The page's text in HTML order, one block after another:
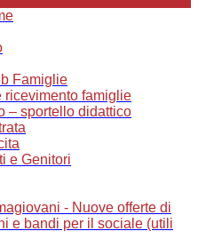
Famiglie
famiglie
– sportello didattico
e Genitori
- Nuove offerte di
e bandi per il sociale (utili